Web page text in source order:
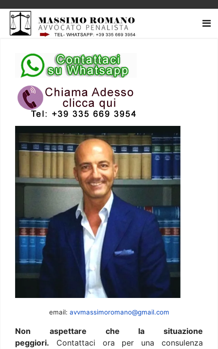
email: avvmassimoromano@gmail.com
Non aspettare che la situazione
peggiori. Contattaci ora per una consulenza